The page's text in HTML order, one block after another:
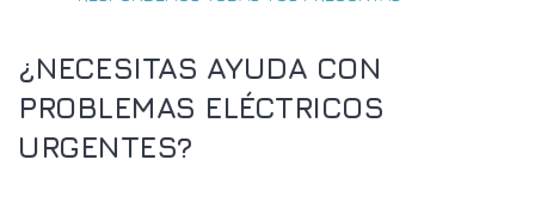
¿NECESITAS AYUDA CON
PROBLEMAS ELÉCTRICOS
URGENTES?